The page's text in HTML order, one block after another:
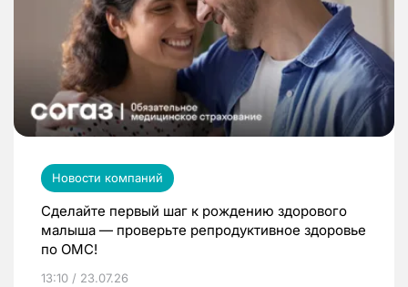
Новости компаний
Сделайте первый шаг к рождению здорового
малыша — проверьте репродуктивное здоровье
по ОМС!
13:10 / 23.07.26